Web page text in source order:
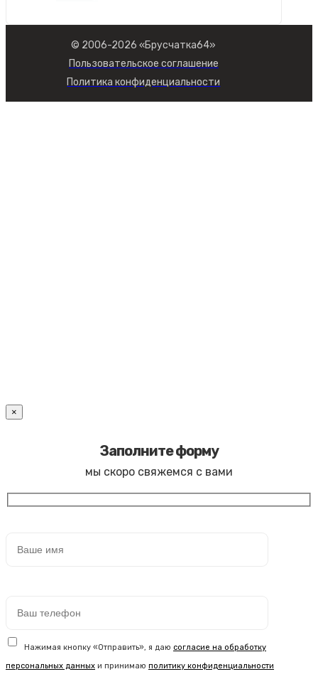
© 2006-2026 «Брусчатка64»
Пользовательское соглашение
Политика конфиденциальности
×
Заполните форму
мы скоро свяжемся с вами
Нажимая кнопку «Отправить», я даю согласие на обработку
персональных данных и принимаю политику конфиденциальности